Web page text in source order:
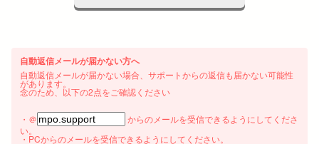
自動返信メールが届かない方へ
自動返信メールが届かない場合、サポートからの返信も届かない可能性
があります。
念のため、以下の2点をご確認ください
・＠
からのメールを受信できるようにしてくださ
い。
・PCからのメールを受信できるようにしてください。